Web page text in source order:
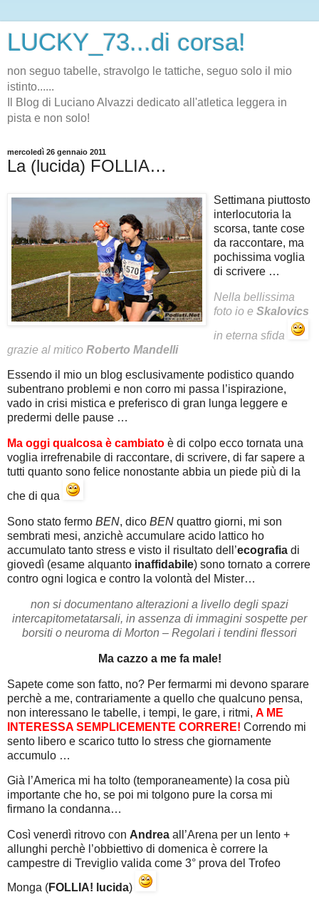
LUCKY_73...di corsa!
non seguo tabelle, stravolgo le tattiche, seguo solo il mio
istinto......
Il Blog di Luciano Alvazzi dedicato all'atletica leggera in
pista e non solo!
mercoledì 26 gennaio 2011
La (lucida) FOLLIA…
Settimana piuttosto
interlocutoria la
scorsa, tante cose
da raccontare, ma
pochissima voglia
di scrivere …
Nella bellissima
foto io e Skalovics
in eterna sfida
grazie al mitico Roberto Mandelli
Essendo il mio un blog esclusivamente podistico quando
subentrano problemi e non corro mi passa l’ispirazione,
vado in crisi mistica e preferisco di gran lunga leggere e
predermi delle pause …
Ma oggi qualcosa è cambiato è di colpo ecco tornata una
voglia irrefrenabile di raccontare, di scrivere, di far sapere a
tutti quanto sono felice nonostante abbia un piede più di la
che di qua
Sono stato fermo BEN, dico BEN quattro giorni, mi son
sembrati mesi, anzichè accumulare acido lattico ho
accumulato tanto stress e visto il risultato dell’ecografia di
giovedì (esame alquanto inaffidabile) sono tornato a correre
contro ogni logica e contro la volontà del Mister…
non si documentano alterazioni a livello degli spazi
intercapitometatarsali, in assenza di immagini sospette per
borsiti o neuroma di Morton – Regolari i tendini flessori
Ma cazzo a me fa male!
Sapete come son fatto, no? Per fermarmi mi devono sparare
perchè a me, contrariamente a quello che qualcuno pensa,
non interessano le tabelle, i tempi, le gare, i ritmi, A ME
INTERESSA SEMPLICEMENTE CORRERE! Correndo mi
sento libero e scarico tutto lo stress che giornamente
accumulo …
Già l’America mi ha tolto (temporaneamente) la cosa più
importante che ho, se poi mi tolgono pure la corsa mi
firmano la condanna…
Così venerdì ritrovo con Andrea all’Arena per un lento +
allunghi perchè l’obbiettivo di domenica è correre la
campestre di Treviglio valida come 3° prova del Trofeo
Monga (FOLLIA! lucida)